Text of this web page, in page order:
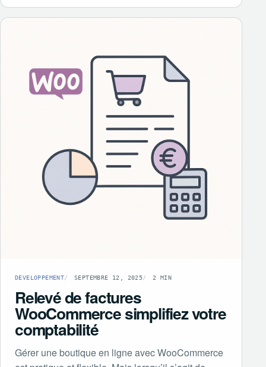
DEVELOPPEMENT SEPTEMBRE 12, 2025 2 MIN
Relevé de factures
WooCommerce simplifiez votre
comptabilité
Gérer une boutique en ligne avec WooCommerce